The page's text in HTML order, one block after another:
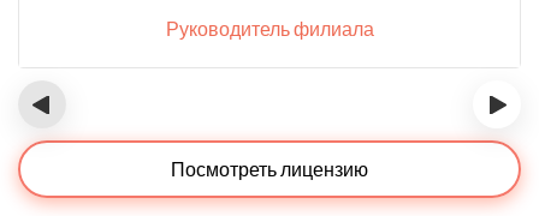
Руководитель филиала
‹ ›
Посмотреть лицензию